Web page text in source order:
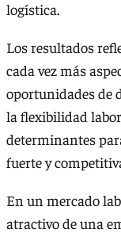
logística.
Los resultados
cada vez más
oportunidades de
la flexibilidad
determinantes
fuerte y
En un mercado
atractivo de una